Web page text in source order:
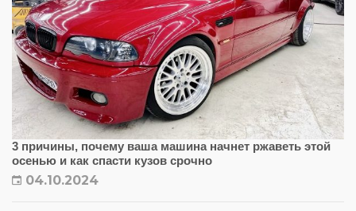
3 причины, почему ваша машина начнет ржаветь этой
осенью и как спасти кузов срочно
04.10.2024